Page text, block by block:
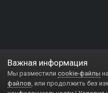
Важная информация
Мы разместили cookie-файлы
файлов, или продолжить без